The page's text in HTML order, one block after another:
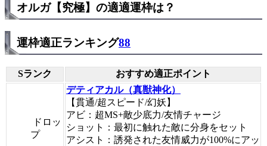
オルガ【究極】の適適運枠は？
運枠適正ランキング88
Sランク おすすめ適正ポイント
ドロッ
プ
デティアカル（真獣神化）
【貫通/超スピード/幻妖】
アビ：超MS+敵少底力/友情チャージ
ショット：最初に触れた敵に分身をセット
アシスト：誘発された友情威力が100%にアッ